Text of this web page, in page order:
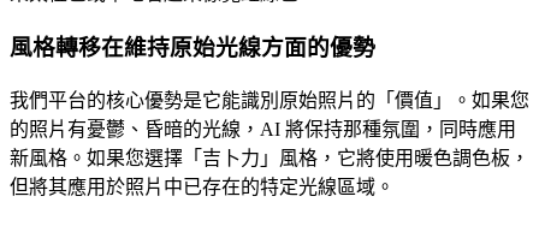
風格轉移在維持原始光線方面的優勢
我們平台的核心優勢是它能識別原始照片的「價值」。如果您
的照片有憂鬱、昏暗的光線，AI 將保持那種氛圍，同時應用
新風格。如果您選擇「吉卜力」風格，它將使用暖色調色板，
但將其應用於照片中已存在的特定光線區域。